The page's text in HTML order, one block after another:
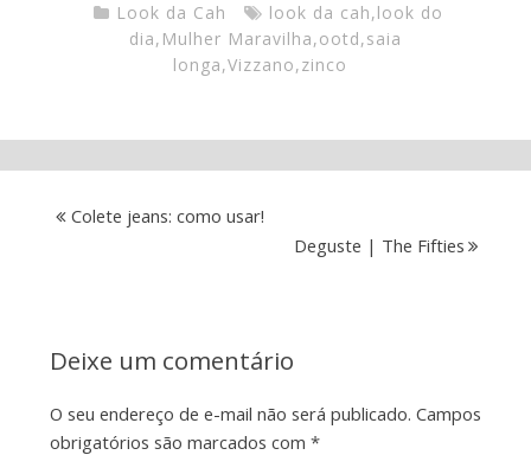
Look da Cah look da cah,look do
dia, Mulher Maravilha,ootd,saia
longa,Vizzano,zinco
Colete jeans: como usar!
Deguste | The Fifties
Deixe um comentário
O seu endereço de e-mail não será publicado. Campos
obrigatórios são marcados com *